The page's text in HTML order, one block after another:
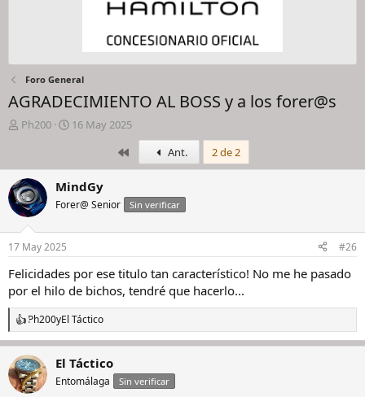
Foro General
AGRADECIMIENTO AL BOSS y a los forer@s
I
c
i
a
d
o
r
d
e
h
i
l
o
Ph200
F
h
a
e
i
c
o
16 May 2025
PrimeroAnt. 2 de 2
MindGy
Forer@ Senior Sin verificar
17 May 2025 #26
Felicidades por ese titulo tan característico! No me he pasado
por el hilo de bichos, tendré que hacerlo...
R
e
a
c
c
i
Ph200yEl Táctico
El Táctico
Entomálaga Sin verificar